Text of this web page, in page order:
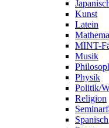
Kunst
Latein
MINT-
Musik
Physik
Politik/
Religion
Spanisch